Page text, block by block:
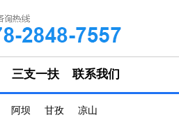
三支一扶 联系我们
阿坝 甘孜 凉山